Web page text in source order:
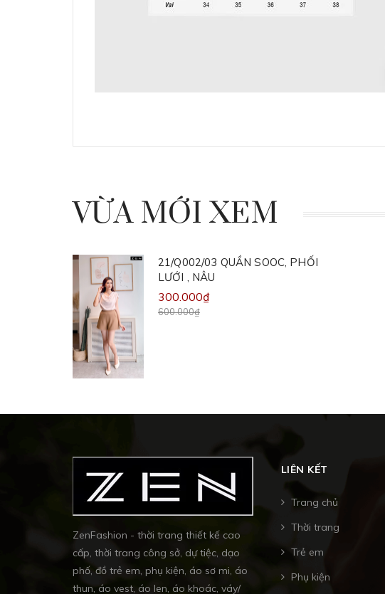
VỪA MỚI XEM
21/Q002/03 QUẦN SOOC, PHỐI
LƯỚI , NÂU
300.000₫
600.000₫
ZenFashion - thời trang thiết kế cao
cấp, thời trang công sở, dự tiệc, dạo
phố, đồ trẻ em, phụ kiện, áo sơ mi, áo
thun, áo vest, áo len, áo khoác, váy/
LIÊN KẾT
Trang chủ
Thời trang
Trẻ em
Phụ kiện